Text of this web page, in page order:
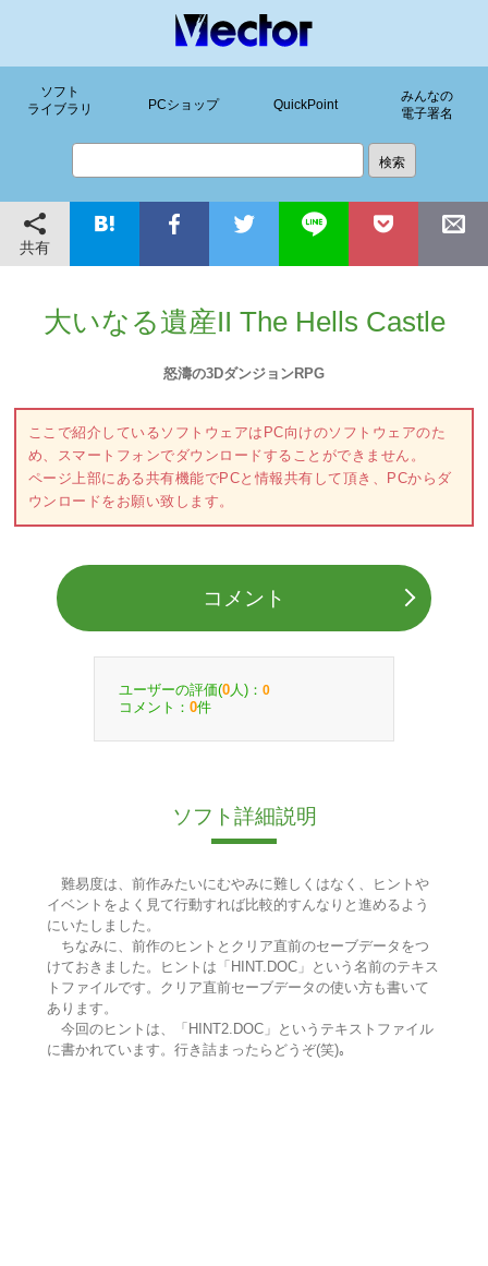
ソフト
ライブラリ
PCショップ QuickPoint
みんなの
電子署名
共有
大いなる遺産II The Hells Castle
怒濤の3DダンジョンRPG
ここで紹介しているソフトウェアはPC向けのソフトウェアのた
め、スマートフォンでダウンロードすることができません。
ページ上部にある共有機能でPCと情報共有して頂き、PCからダ
ウンロードをお願い致します。
コメント
ユーザーの評価(0 人)： 0
コメント： 0件
ソフト詳細説明
難易度は、前作みたいにむやみに難しくはなく、ヒントや
イベントをよく見て行動すれば比較的すんなりと進めるよう
にいたしました。
ちなみに、前作のヒントとクリア直前のセーブデータをつ
けておきました。ヒントは「HINT.DOC」という名前のテキス
トファイルです。クリア直前セーブデータの使い方も書いて
あります。
今回のヒントは、「HINT2.DOC」というテキストファイル
に書かれています。行き詰まったらどうぞ(笑)｡